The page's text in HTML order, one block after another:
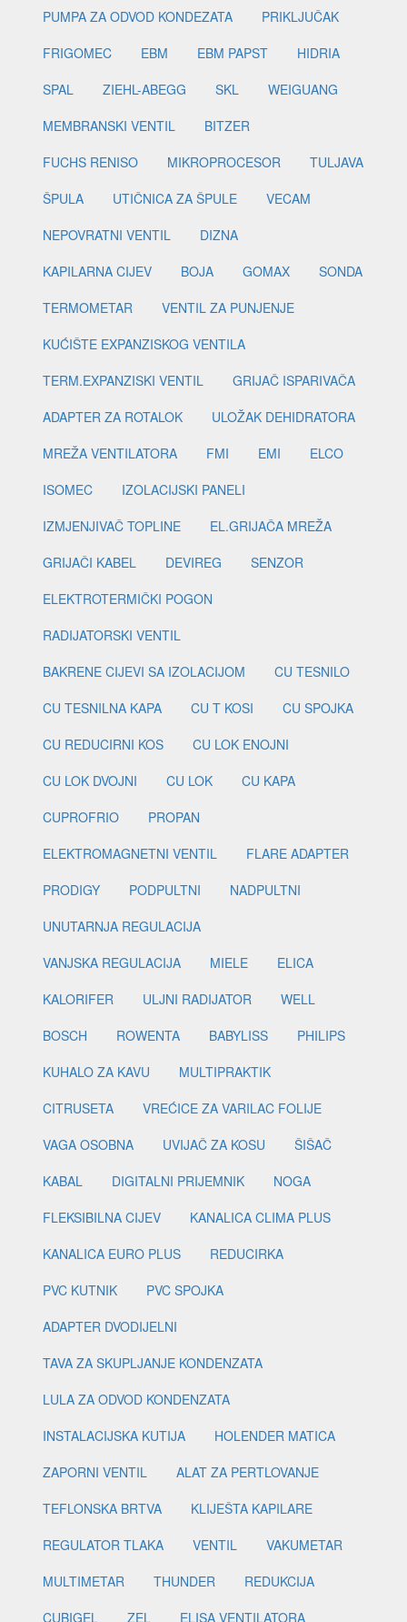
PUMPA ZA ODVOD KONDEZATA
PRIKLJUČAK
FRIGOMEC
EBM EBM PAPST
HIDRIA
SPAL
ZIEHL-ABEGG SKL
WEIGUANG
MEMBRANSKI VENTIL
BITZER
FUCHS RENISO
MIKROPROCESOR
TULJAVA
ŠPULA
UTIČNICA ZA ŠPULE
VECAM
NEPOVRATNI VENTIL
DIZNA
KAPILARNA CIJEV
BOJA GOMAX
SONDA
TERMOMETAR
VENTIL ZA PUNJENJE
KUĆIŠTE EXPANZISKOG VENTILA
TERM.EXPANZISKI VENTIL
GRIJAČ ISPARIVAČA
ADAPTER ZA ROTALOK
ULOŽAK DEHIDRATORA
MREŽA VENTILATORA
FMI EMI
ELCO
ISOMEC
IZOLACIJSKI PANELI
IZMJENJIVAČ TOPLINE
EL.GRIJAČA MREŽA
GRIJAČI KABEL
DEVIREG
SENZOR
ELEKTROTERMIČKI POGON
RADIJATORSKI VENTIL
BAKRENE CIJEVI SA IZOLACIJOM
CU TESNILO
CU TESNILNA KAPA
CU T KOSI
CU SPOJKA
CU REDUCIRNI KOS
CU LOK ENOJNI
CU LOK DVOJNI
CU LOK
CU KAPA
CUPROFRIO
PROPAN
ELEKTROMAGNETNI VENTIL
FLARE ADAPTER
PRODIGY
PODPULTNI
NADPULTNI
UNUTARNJA REGULACIJA
VANJSKA REGULACIJA
MIELE
ELICA
KALORIFER
ULJNI RADIJATOR
WELL
BOSCH
ROWENTA BABYLISS
PHILIPS
KUHALO ZA KAVU
MULTIPRAKTIK
CITRUSETA
VREĆICE ZA VARILAC FOLIJE
VAGA OSOBNA
UVIJAČ ZA KOSU
ŠIŠAČ
KABAL
DIGITALNI PRIJEMNIK
NOGA
FLEKSIBILNA CIJEV
KANALICA CLIMA PLUS
KANALICA EURO PLUS
REDUCIRKA
PVC KUTNIK
PVC SPOJKA
ADAPTER DVODIJELNI
TAVA ZA SKUPLJANJE KONDENZATA
LULA ZA ODVOD KONDENZATA
INSTALACIJSKA KUTIJA
HOLENDER MATICA
ZAPORNI VENTIL
ALAT ZA PERTLOVANJE
TEFLONSKA BRTVA
KLIJEŠTA KAPILARE
REGULATOR TLAKA
VENTIL
VAKUMETAR
MULTIMETAR
THUNDER
REDUKCIJA
CUBIGEL
ZEL
ELISA VENTILATORA